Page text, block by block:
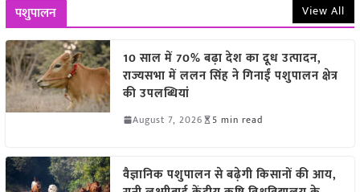
पशुपालन View All
10 साल में 70% बढ़ा देश का दूध उत्पादन,
राज्यसभा में ललन सिंह ने गिनाईं पशुपालन क्षेत्र
की उपलब्धियां
August 7, 2026 5 min read
वैज्ञानिक पशुपालन से बढ़ेगी किसानों की आय,